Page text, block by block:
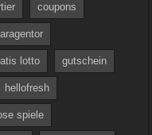
coupons
lotto gutschein
hellofresh
spiele